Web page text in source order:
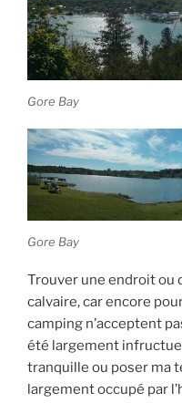
Gore Bay
Gore Bay
Trouver une endroit ou
calvaire, car encore
camping n’acceptent
été largement
tranquille ou poser ma
largement occupé par